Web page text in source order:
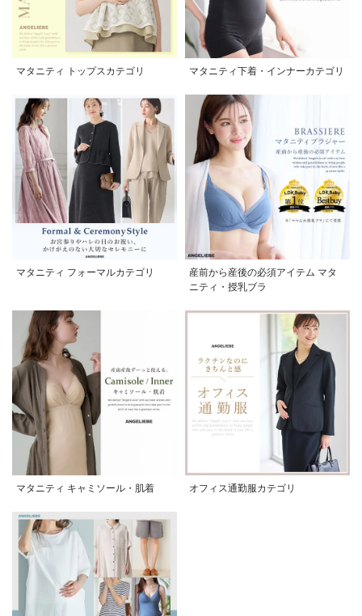
マタニティ トップスカテゴリ マタニティ下着・インナーカテゴリ
マタニティ フォーマルカテゴリ
産前から産後の必須アイテム マタ
ニティ・授乳ブラ
マタニティ キャミソール・肌着 オフィス通勤服カテゴリ